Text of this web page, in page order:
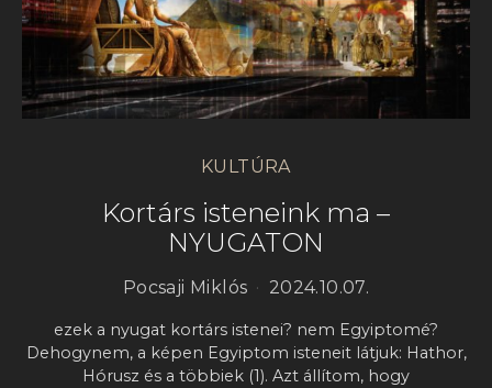
KULTÚRA
Kortárs isteneink ma –
NYUGATON
Pocsaji Miklós 2024.10.07.
ezek a nyugat kortárs istenei? nem Egyiptomé?
Dehogynem, a képen Egyiptom isteneit látjuk: Hathor,
Hórusz és a többiek (1). Azt állítom, hogy